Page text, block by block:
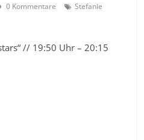
0 Kommentare
Stefanie
// 19:50 Uhr – 20:15